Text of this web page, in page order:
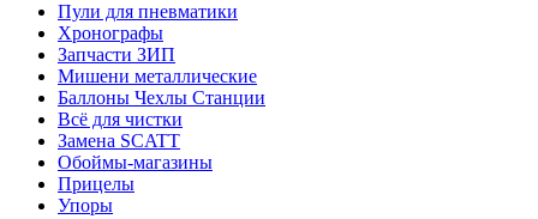
Пули для пневматики
Хронографы
Запчасти ЗИП
Мишени металлические
Баллоны Чехлы Станции
Всё для чистки
Замена SCATT
Обоймы-магазины
Прицелы
Упоры